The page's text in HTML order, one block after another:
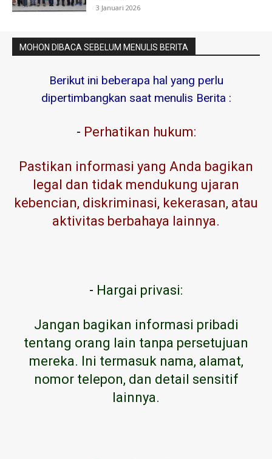
3 Januari 2026
MOHON DIBACA SEBELUM MENULIS BERITA
Berikut ini beberapa hal yang perlu
dipertimbangkan saat menulis Berita :
- Perhatikan hukum:
Pastikan informasi yang Anda bagikan
legal dan tidak mendukung ujaran
kebencian, diskriminasi, kekerasan, atau
aktivitas berbahaya lainnya.
- Hargai privasi:
Jangan bagikan informasi pribadi
tentang orang lain tanpa persetujuan
mereka. Ini termasuk nama, alamat,
nomor telepon, dan detail sensitif
lainnya.